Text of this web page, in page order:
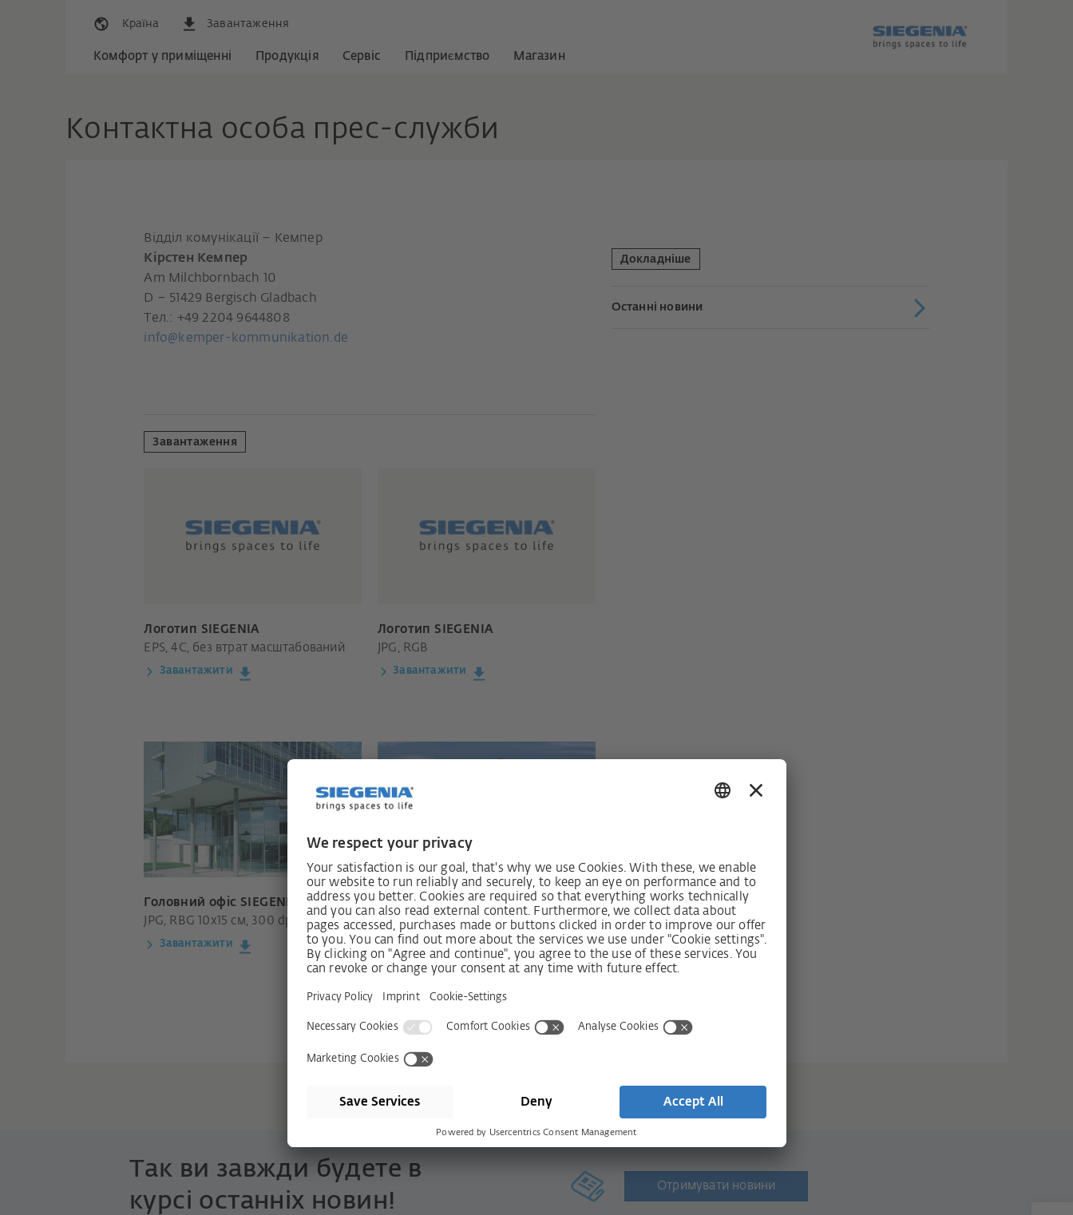
Країна Завантаження
Комфорт у приміщенні Продукція Сервіс Підприємство Магазин
Контактна особа прес-служби
Відділ комунікації – Кемпер
Кірстен Кемпер
Am Milchbornbach 10
D – 51429 Bergisch Gladbach
Тел.: +49 2204 9644808
info@kemper-kommunikation.de
Докладніше
Останні новини
Завантаження
Логотип SIEGENIA
EPS, 4C, без втрат масштабований
Завантажити
Логотип SIEGENIA
JPG, RGB
Завантажити
Головний офіс SIEGENIA
JPG, RBG 10x15 см, 300 dpi
Завантажити
Виставковий зал SIEGENIA
JPG, RGB 10x15 см, 300 dpi
Завантажити
Так ви завжди будете в
курсі останніх новин!
Отримувати новини